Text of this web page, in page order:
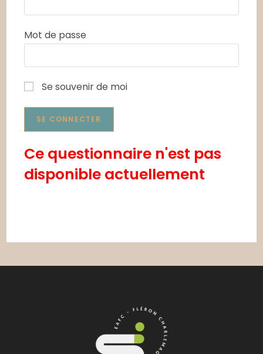
Mot de passe
Se souvenir de moi
Ce questionnaire n'est pas
disponible actuellement